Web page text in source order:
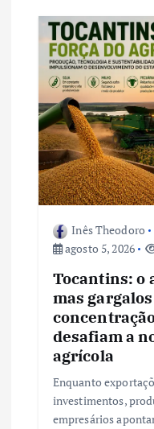
o
d
e
P
o
s
Inês Theodoro
agosto 5, 2026
Tocantins: o
mas
desafiam a
agrícola
Enquanto
investimentos,
empresários